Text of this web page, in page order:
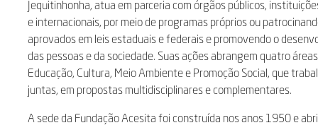
Jequitinhonha, atua em parceria com órgãos públicos,
e internacionais, por meio de programas próprios ou
aprovados em leis estaduais e federais e promovendo o
das pessoas e da sociedade. Suas ações abrangem quatro
Educação, Cultura, Meio Ambiente e Promoção Social, que
juntas, em propostas multidisciplinares e complementares.
A sede da Fundação Acesita foi construída nos anos 1950 e